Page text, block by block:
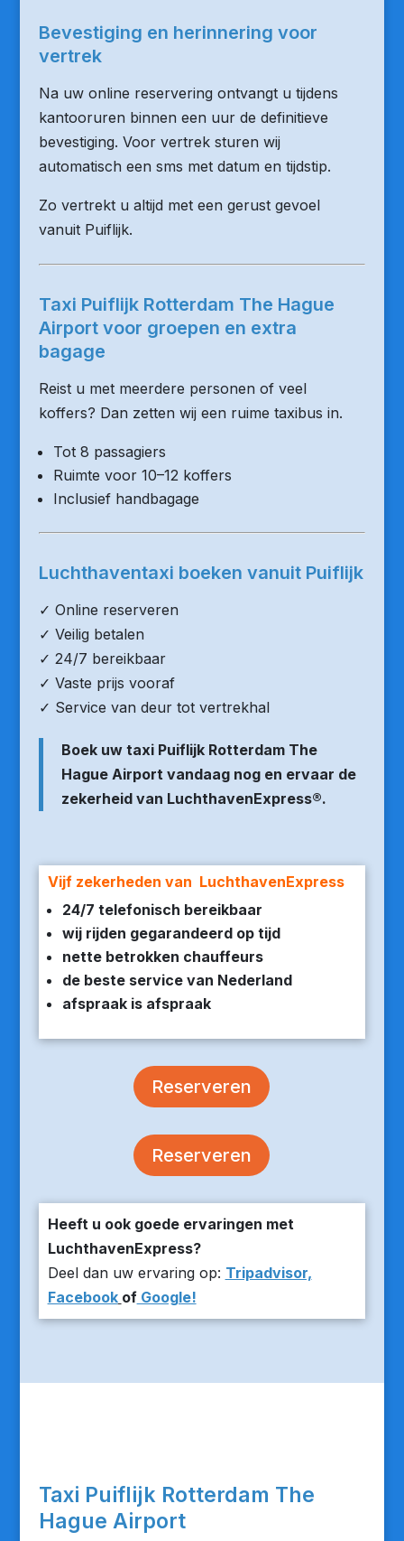
Bevestiging en herinnering voor
vertrek
Na uw online reservering ontvangt u tijdens
kantooruren binnen een uur de definitieve
bevestiging. Voor vertrek sturen wij
automatisch een sms met datum en tijdstip.
Zo vertrekt u altijd met een gerust gevoel
vanuit Puiflijk.
Taxi Puiflijk Rotterdam The Hague
Airport voor groepen en extra
bagage
Reist u met meerdere personen of veel
koffers? Dan zetten wij een ruime taxibus in.
Tot 8 passagiers
Ruimte voor 10–12 koffers
Inclusief handbagage
Luchthaventaxi boeken vanuit Puiflijk
✓ Online reserveren
✓ Veilig betalen
✓ 24/7 bereikbaar
✓ Vaste prijs vooraf
✓ Service van deur tot vertrekhal
Boek uw taxi Puiflijk Rotterdam The
Hague Airport vandaag nog en ervaar de
zekerheid van LuchthavenExpress®.
Vijf zekerheden van LuchthavenExpress
24/7 telefonisch bereikbaar
wij rijden gegarandeerd op tijd
nette betrokken chauffeurs
de beste service van Nederland
afspraak is afspraak
Reserveren
Reserveren
Heeft u ook goede ervaringen met
LuchthavenExpress?
Deel dan uw ervaring op: Tripadvisor,
Facebook ofGoogle!
Taxi Puiflijk Rotterdam The
Hague Airport